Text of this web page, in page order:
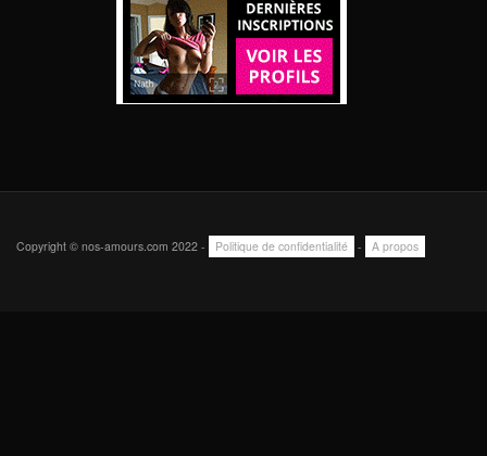
Copyright © nos-amours.com 2022 - Politique de confidentialité - A propos